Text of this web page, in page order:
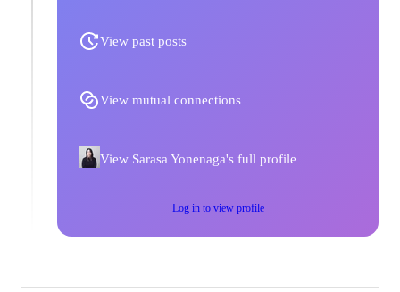
View past posts
View mutual connections
View Sarasa Yonenaga's full profile
Log in to view profile